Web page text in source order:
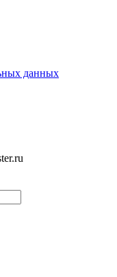
данных